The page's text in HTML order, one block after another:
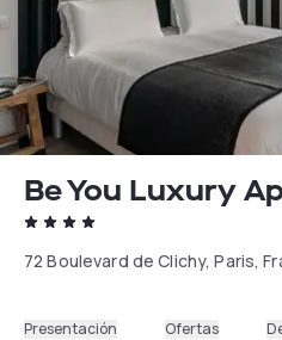
Be You Luxury
72 Boulevard de Clichy, Paris,
Presentación Ofertas